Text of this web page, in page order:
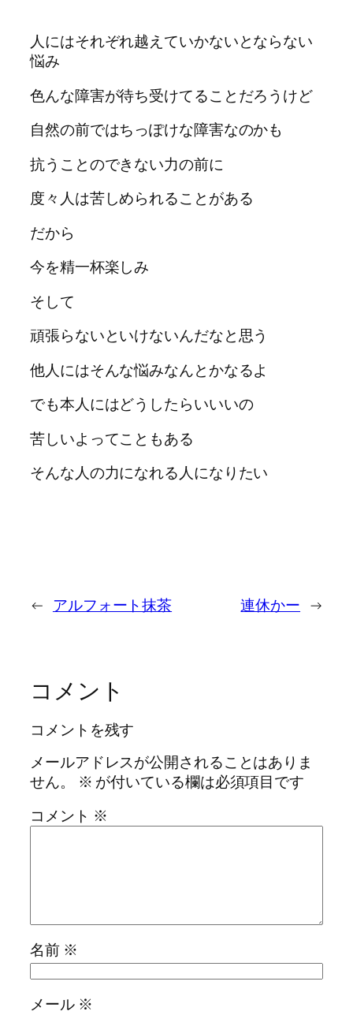
人にはそれぞれ越えていかないとならない
悩み
色んな障害が待ち受けてることだろうけど
自然の前ではちっぽけな障害なのかも
抗うことのできない力の前に
度々人は苦しめられることがある
だから
今を精一杯楽しみ
そして
頑張らないといけないんだなと思う
他人にはそんな悩みなんとかなるよ
でも本人にはどうしたらいいいの
苦しいよってこともある
そんな人の力になれる人になりたい
← アルフォート抹茶 連休かー →
コメント
コメントを残す
メールアドレスが公開されることはありま
せん。
※ が付いている欄は必須項目です
コメント ※
名前 ※
メール ※